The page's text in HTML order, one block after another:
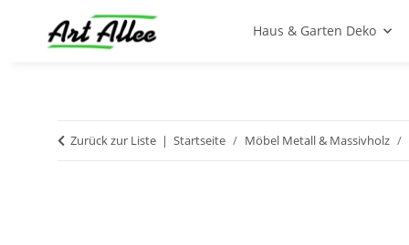
Haus & Garten Deko
Zurück zur Liste Startseite Möbel Metall & Massivholz